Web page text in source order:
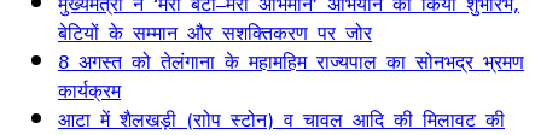
बेटियों के सम्मान और सशक्तिकरण पर जोर
8 अगस्त को तेलंगाना के महामहिम राज्यपाल का सोनभद्र भ्रमण
कार्यक्रम
आटा में शैलखड़ी (राोप स्टोन) व चावल आदि की मिलावट की